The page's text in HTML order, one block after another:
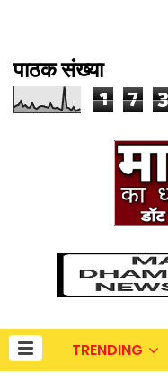
पाठक संख्या
1 7 3
TRENDING